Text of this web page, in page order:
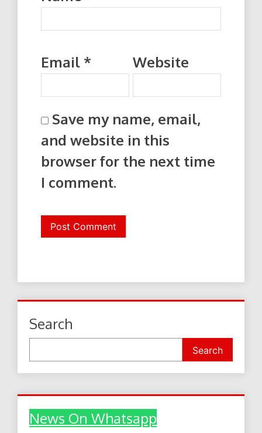
Email * Website
Save my name, email,
and website in this
browser for the next time
I comment.
Search
Search
News On Whatsapp